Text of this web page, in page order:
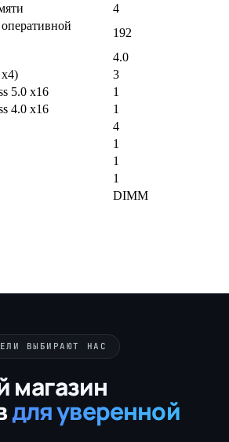
4
192
4.0
3
5.0 x16
1
4.0 x16
1
4
1
1
1
DIMM
ВЫБИРАЮТ НАС
магазин
для уверенной